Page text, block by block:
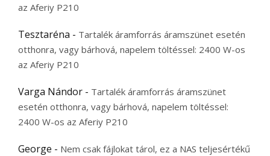
az Aferiy P210
Tesztaréna - Tartalék áramforrás áramszünet esetén
otthonra, vagy bárhová, napelem töltéssel: 2400 W-os
az Aferiy P210
Varga Nándor - Tartalék áramforrás áramszünet
esetén otthonra, vagy bárhová, napelem töltéssel:
2400 W-os az Aferiy P210
George - Nem csak fájlokat tárol, ez a NAS teljesértékű